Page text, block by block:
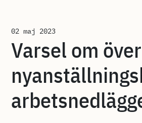
02 maj 2023
Varsel om